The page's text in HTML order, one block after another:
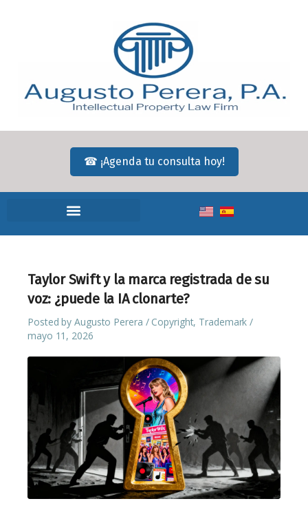
☎ ¡Agenda tu consulta hoy!
Taylor Swift y la marca registrada de su
voz: ¿puede la IA clonarte?
Posted byAugusto Perera Copyright, Trademark
mayo 11, 2026